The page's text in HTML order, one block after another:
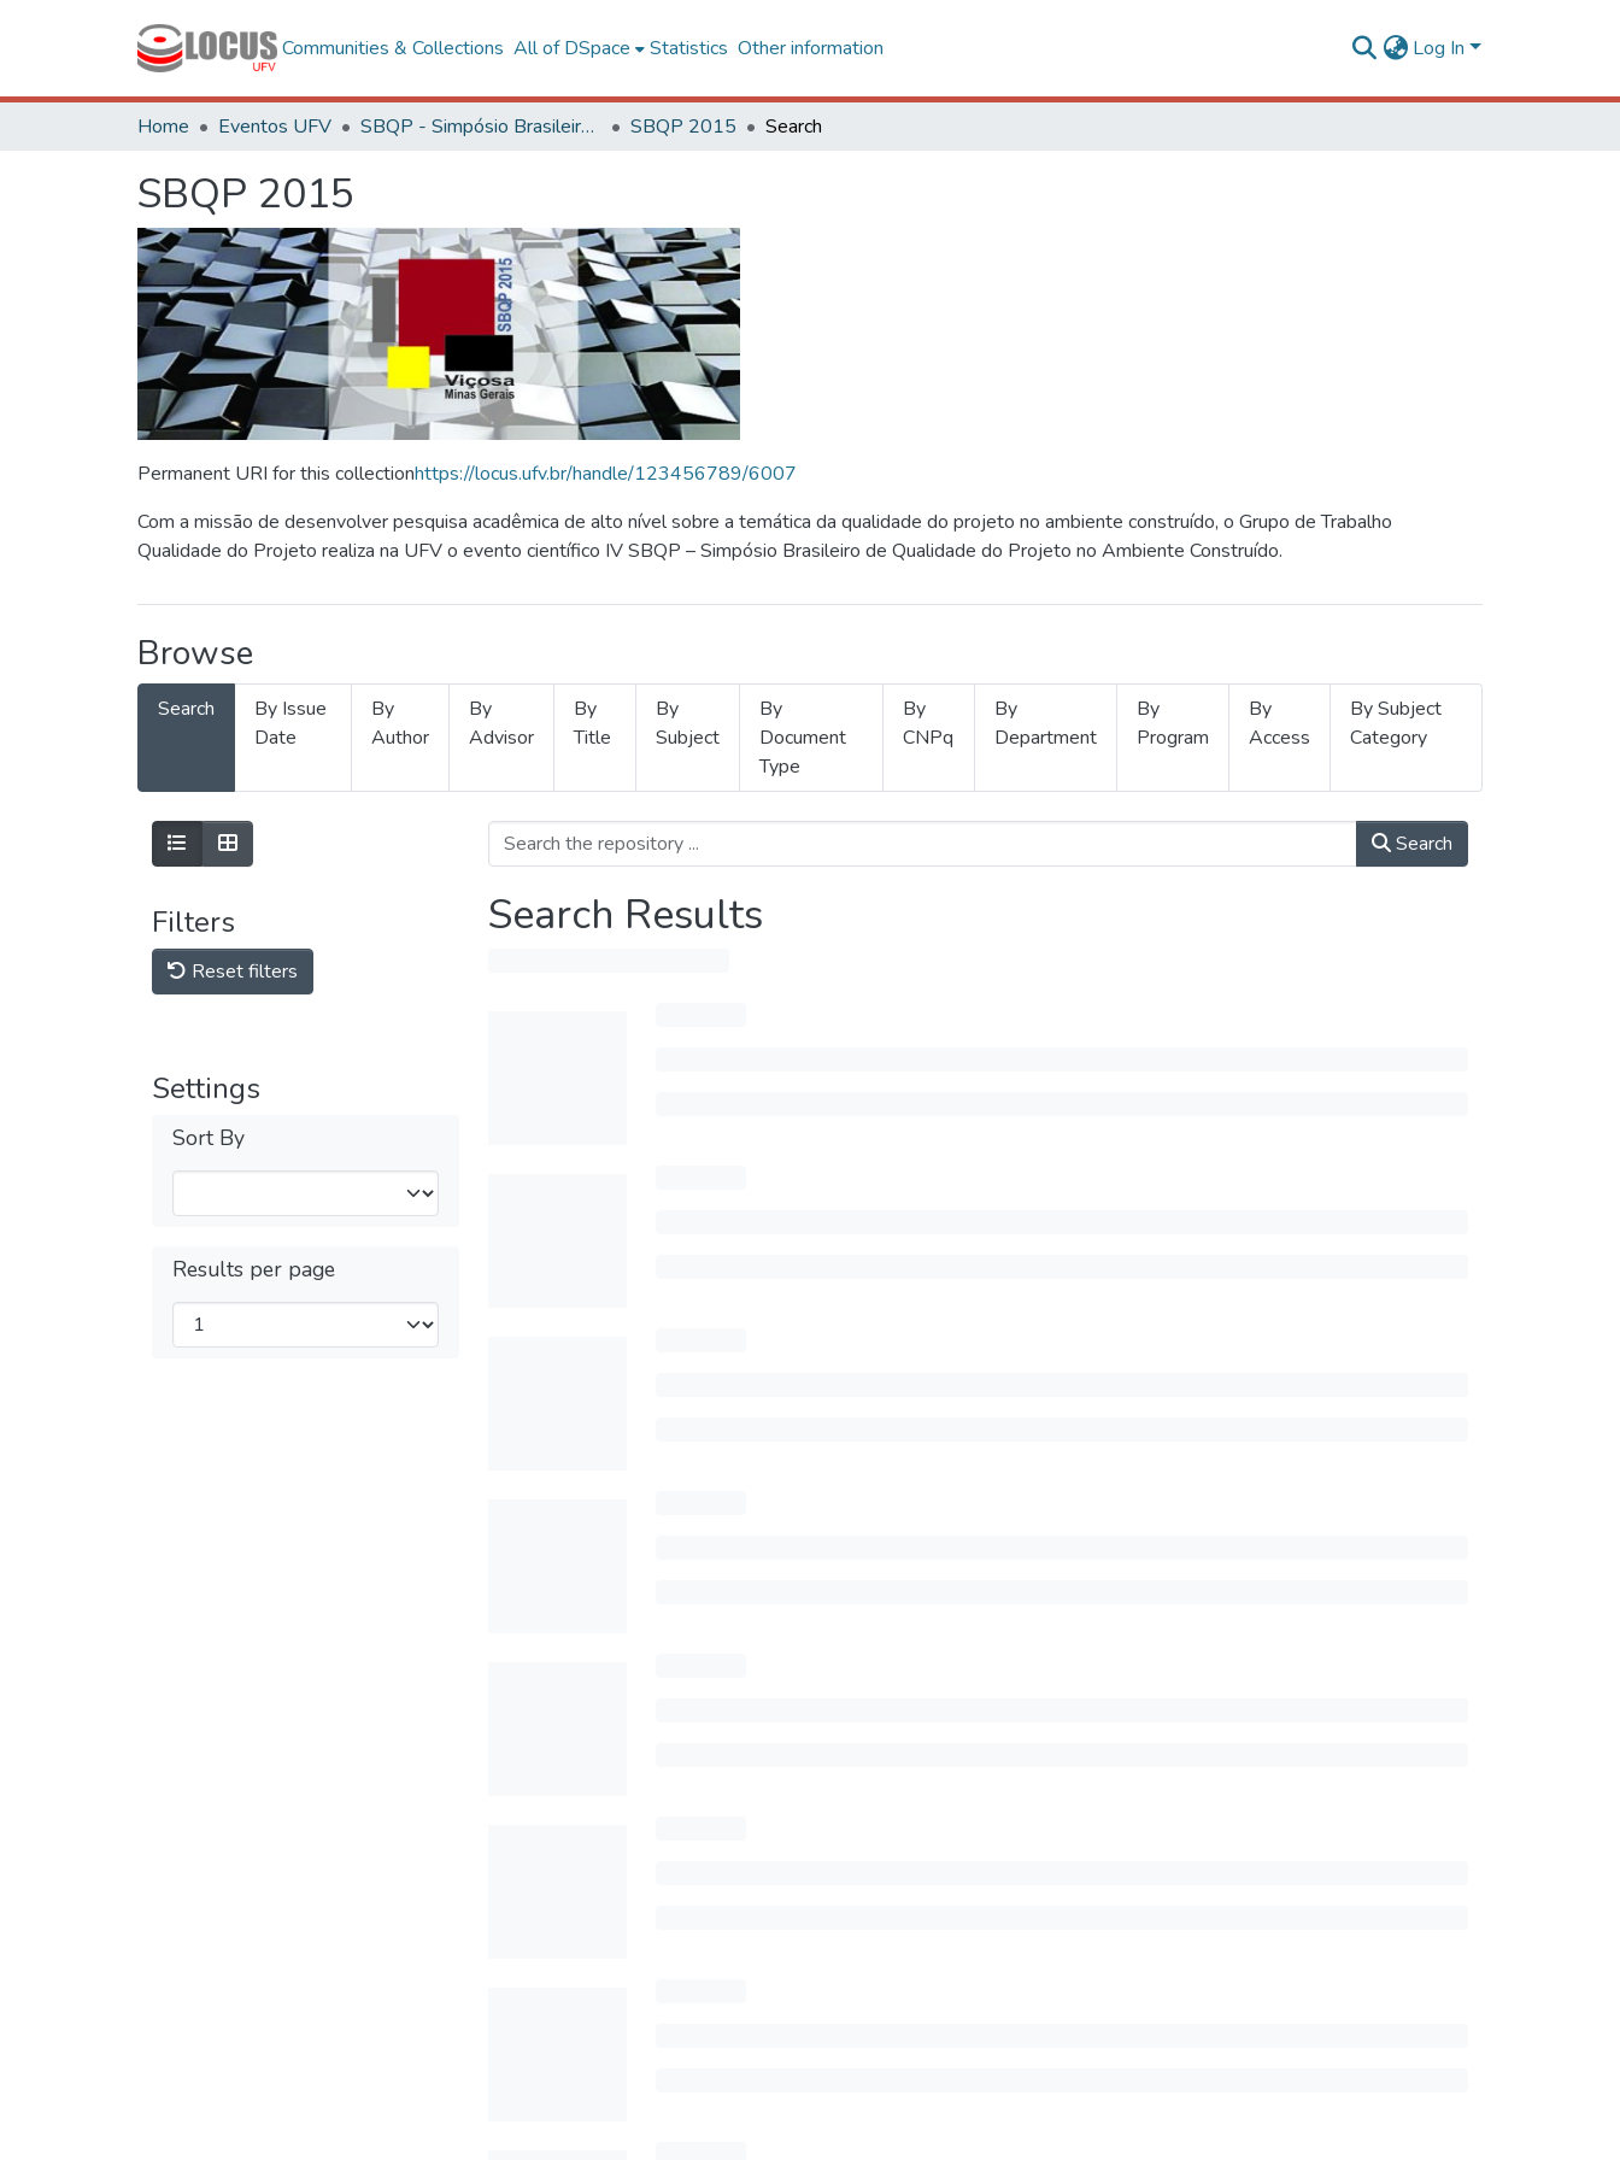
Communities & Collections All of DSpace Statistics Other information Log In
Home Eventos UFV SBQP - Simpósio Brasileiro de Qualidade do Projeto no Ambiente Construído SBQP 2015 Search
SBQP 2015
Permanent URI for this collectionhttps://locus.ufv.br/handle/123456789/6007
Com a missão de desenvolver pesquisa acadêmica de alto nível sobre a temática da qualidade do projeto no ambiente construído, o Grupo de Trabalho
Qualidade do Projeto realiza na UFV o evento científico IV SBQP – Simpósio Brasileiro de Qualidade do Projeto no Ambiente Construído.
Browse
Search
By Issue
Date
By
Author
By
Advisor
By
Title
By
Subject
By
Document
Type
By
CNPq
By
Department
By
Program
By
Access
By Subject
Category
Filters
Reset filters
Settings
Sort By
Results per page
Search
Search Results